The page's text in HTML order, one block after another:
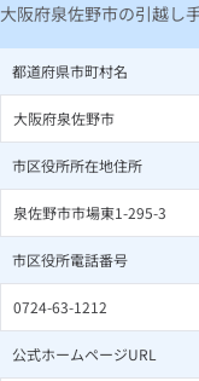
大阪府泉佐野市の引越し
都道府県市町村名
大阪府泉佐野市
市区役所所在地住所
泉佐野市市場東1-295-3
市区役所電話番号
0724-63-1212
公式ホームページURL